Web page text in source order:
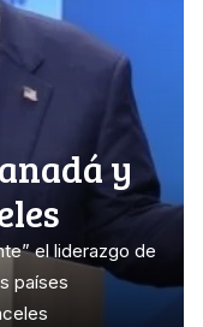
y
el liderazgo de
países